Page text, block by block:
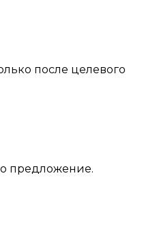
после целевого
предложение.